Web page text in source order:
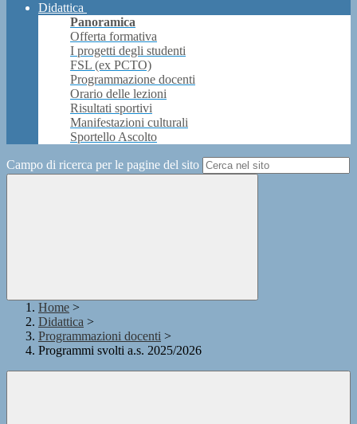
Didattica
Panoramica
Offerta formativa
I progetti degli studenti
FSL (ex PCTO)
Programmazione docenti
Orario delle lezioni
Risultati sportivi
Manifestazioni culturali
Sportello Ascolto
Campo di ricerca per le pagine del sito
Home >
Didattica >
Programmazioni docenti >
Programmi svolti a.s. 2025/2026